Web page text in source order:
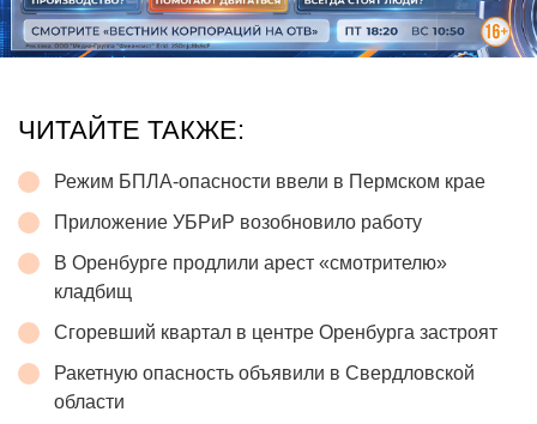
ЧИТАЙТЕ ТАКЖЕ:
Режим БПЛА-опасности ввели в Пермском крае
Приложение УБРиР возобновило работу
В Оренбурге продлили арест «смотрителю»
кладбищ
Сгоревший квартал в центре Оренбурга застроят
Ракетную опасность объявили в Свердловской
области